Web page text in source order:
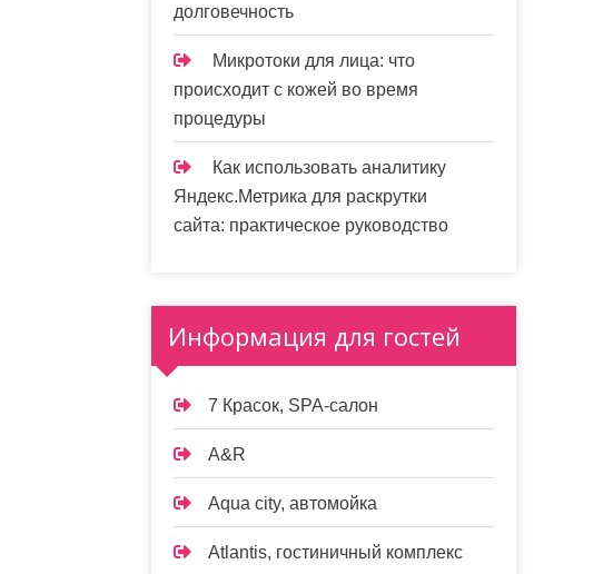
долговечность
Микротоки для лица: что
происходит с кожей во время
процедуры
Как использовать аналитику
Яндекс.Метрика для раскрутки
сайта: практическое руководство
Информация для гостей
7 Красок, SPA-салон
A&R
Aqua city, автомойка
Atlantis, гостиничный комплекс